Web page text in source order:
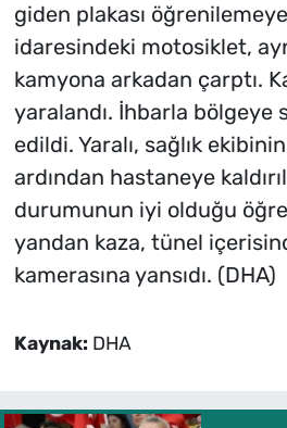
giden plakası
idaresindeki motosiklet,
kamyona arkadan çarptı.
yaralandı. İhbarla bölgeye
edildi. Yaralı, sağlık
ardından hastaneye
durumunun iyi olduğu
yandan kaza, tünel
kamerasına yansıdı. (DHA)
Kaynak: DHA